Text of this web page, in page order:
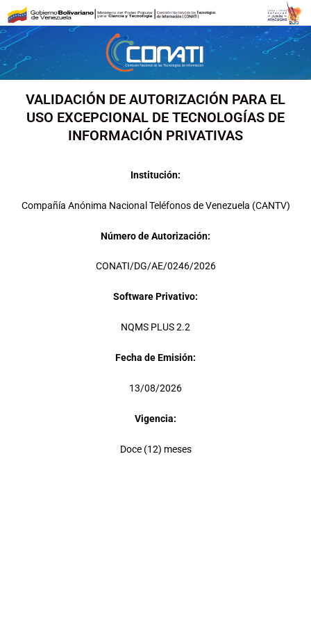
contenido
VALIDACIÓN DE AUTORIZACIÓN PARA EL
USO EXCEPCIONAL DE TECNOLOGÍAS DE
INFORMACIÓN PRIVATIVAS
Institución:
Compañía Anónima Nacional Teléfonos de Venezuela (CANTV)
Número de Autorización:
CONATI/DG/AE/0246/2026
Software Privativo:
NQMS PLUS 2.2
Fecha de Emisión:
13/08/2026
Vigencia:
Doce (12) meses